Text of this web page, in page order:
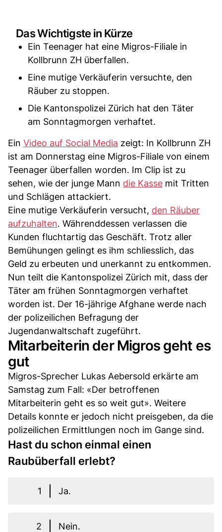
Das Wichtigste in Kürze
Ein Teenager hat eine Migros-Filiale in
Kollbrunn ZH überfallen.
Eine mutige Verkäuferin versuchte, den
Räuber zu stoppen.
Die Kantonspolizei Zürich hat den Täter
am Sonntagmorgen verhaftet.
Ein Video auf Social Media zeigt: In Kollbrunn ZH
ist am Donnerstag eine Migros-Filiale von einem
Teenager überfallen worden. Im Clip ist zu
sehen, wie der junge Mann die Kasse mit Tritten
und Schlägen attackiert.
Eine mutige Verkäuferin versucht, den Räuber
aufzuhalten. Währenddessen verlassen die
Kunden fluchtartig das Geschäft. Trotz aller
Bemühungen gelingt es ihm schliesslich, das
Geld zu erbeuten und unerkannt zu entkommen.
Nun teilt die Kantonspolizei Zürich mit, dass der
Täter am frühen Sonntagmorgen verhaftet
worden ist. Der 16-jährige Afghane werde nach
der polizeilichen Befragung der
Jugendanwaltschaft zugeführt.
Mitarbeiterin der Migros geht es
gut
Migros-Sprecher Lukas Aebersold erkärte am
Samstag zum Fall: «Der betroffenen
Mitarbeiterin geht es so weit gut». Weitere
Details konnte er jedoch nicht preisgeben, da die
polizeilichen Ermittlungen noch im Gange sind.
Hast du schon einmal einen
Raubüberfall erlebt?
1 Ja.
2
Nein.